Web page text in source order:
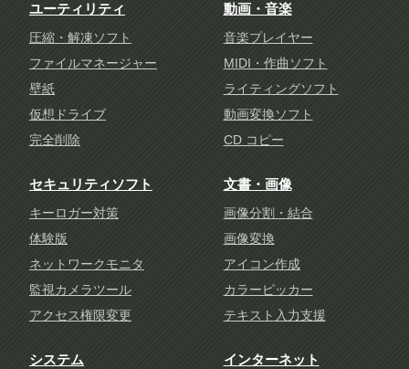
ユーティリティ
圧縮・解凍ソフト
ファイルマネージャー
壁紙
仮想ドライブ
完全削除
動画・音楽
音楽プレイヤー
MIDI・作曲ソフト
ライティングソフト
動画変換ソフト
CD コピー
セキュリティソフト
キーロガー対策
体験版
ネットワークモニタ
監視カメラツール
アクセス権限変更
文書・画像
画像分割・結合
画像変換
アイコン作成
カラーピッカー
テキスト入力支援
システム インターネット